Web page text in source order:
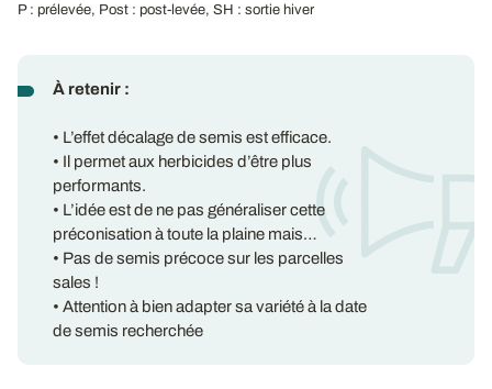
P : prélevée, Post : post-levée, SH : sortie hiver
À retenir :
• L’effet décalage de semis est efficace.
• Il permet aux herbicides d’être plus
performants.
• L’idée est de ne pas généraliser cette
préconisation à toute la plaine mais…
• Pas de semis précoce sur les parcelles
sales !
• Attention à bien adapter sa variété à la date
de semis recherchée